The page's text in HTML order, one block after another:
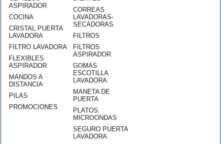
ASPIRADOR
COCINA
CRISTAL PUERTA
LAVADORA
FILTRO LAVADORA
FLEXIBLES
ASPIRADOR
MANDOS A
DISTANCIA
PILAS
PROMOCIONES
CORREAS
LAVADORAS-
SECADORAS
FILTROS
FILTROS
ASPIRADOR
GOMAS
ESCOTILLA
LAVADORA
MANETA DE
PUERTA
PLATOS
MICROONDAS
SEGURO PUERTA
LAVADORA